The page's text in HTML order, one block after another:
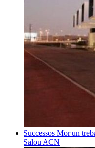
Successos Mor un
Salou ACN